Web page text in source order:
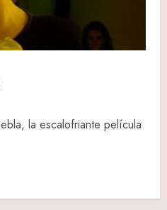
la escalofriante película